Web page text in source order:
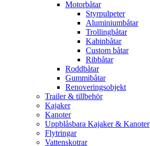
Motorbåtar
Styrpulpeter
Aluminiumbåtar
Trollingbåtar
Kabinbåtar
Custom båtar
Ribbåtar
Roddbåtar
Gummibåtar
Renoveringsobjekt
Trailer & tillbehör
Kajaker
Kanoter
Uppblåsbara Kajaker & Kanoter
Flytringar
Vattenskotrar